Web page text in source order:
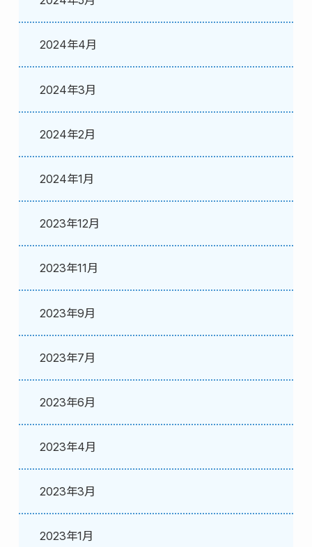
2024年4月
2024年3月
2024年2月
2024年1月
2023年12月
2023年11月
2023年9月
2023年7月
2023年6月
2023年4月
2023年3月
2023年1月